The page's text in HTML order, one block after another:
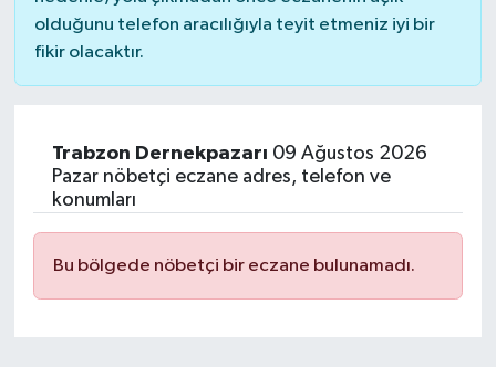
olduğunu telefon aracılığıyla teyit etmeniz iyi bir
fikir olacaktır.
Trabzon Dernekpazarı 09 Ağustos 2026
Pazar nöbetçi eczane adres, telefon ve
konumları
Bu bölgede nöbetçi bir eczane bulunamadı.